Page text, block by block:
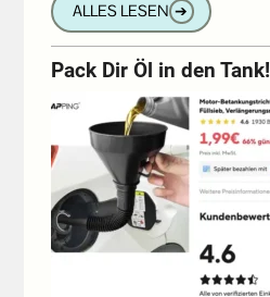
ALLES LESEN ➔
Pack Dir Öl in den Tank!